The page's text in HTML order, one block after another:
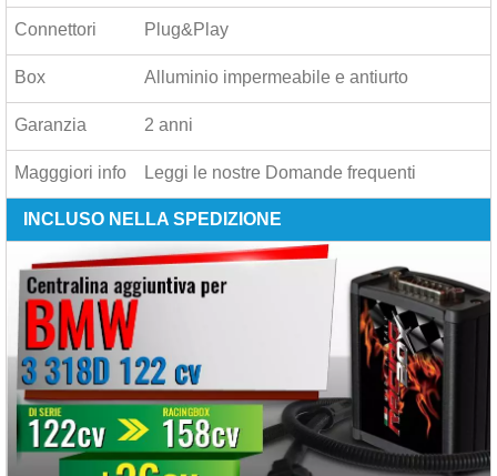
Connettori Plug&Play
Box Alluminio impermeabile e antiurto
Garanzia 2 anni
Magggiori info Leggi le nostre Domande frequenti
INCLUSO NELLA SPEDIZIONE